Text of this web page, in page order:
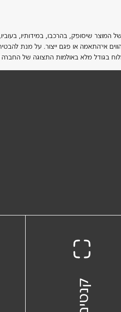
המוצר שיסופק, בהרכבו, במידותיו,
אי־התאמה או פגם ייצור. על מנת
בגודל מלא באולמות התצוגה של החברה
קנטים